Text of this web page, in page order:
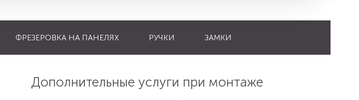
ФРЕЗЕРОВКА НА ПАНЕЛЯХ РУЧКИ ЗАМКИ
Дополнительные услуги при монтаже